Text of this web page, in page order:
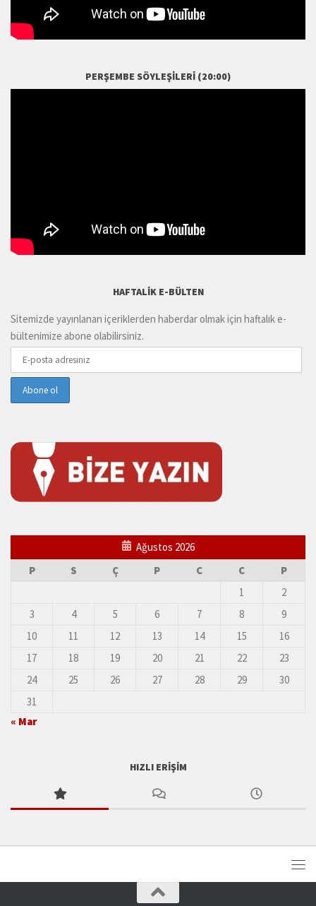
PERŞEMBE SÖYLEŞILERI (20:00)
HAFTALIK E-BÜLTEN
Sitemizde yayınlanan içeriklerden haberdar olmak için haftalık e-
bültenimize abone olabilirsiniz.
Ağustos 2026
P
S Ç P C C
P
1
2
3
4 5 6 7 8
9
10
11 12 13 14 15
16
17
18 19 20 21 22
23
24
25 26 27 28 29
30
31
« Mar
HIZLI ERIŞIM